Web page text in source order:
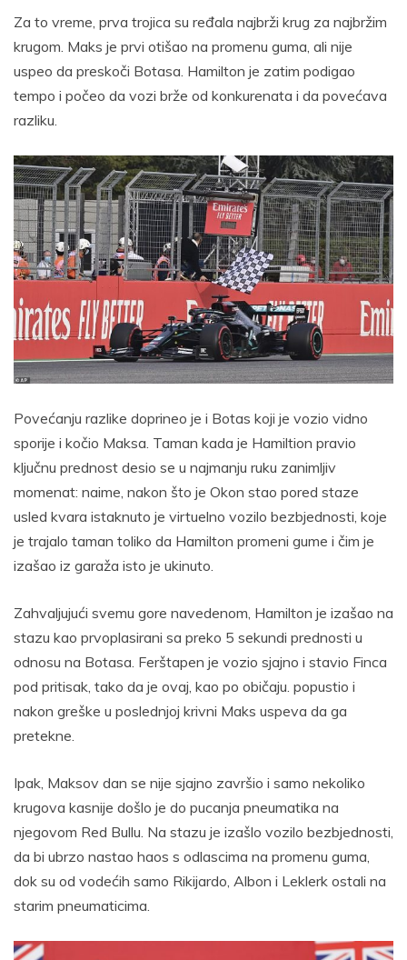
Za to vreme, prva trojica su ređala najbrži krug za najbržim
krugom. Maks je prvi otišao na promenu guma, ali nije
uspeo da preskoči Botasa. Hamilton je zatim podigao
tempo i počeo da vozi brže od konkurenata i da povećava
razliku.
Povećanju razlike doprineo je i Botas koji je vozio vidno
sporije i kočio Maksa. Taman kada je Hamiltion pravio
ključnu prednost desio se u najmanju ruku zanimljiv
momenat: naime, nakon što je Okon stao pored staze
usled kvara istaknuto je virtuelno vozilo bezbjednosti, koje
je trajalo taman toliko da Hamilton promeni gume i čim je
izašao iz garaža isto je ukinuto.
Zahvaljujući svemu gore navedenom, Hamilton je izašao na
stazu kao prvoplasirani sa preko 5 sekundi prednosti u
odnosu na Botasa. Ferštapen je vozio sjajno i stavio Finca
pod pritisak, tako da je ovaj, kao po običaju. popustio i
nakon greške u poslednjoj krivni Maks uspeva da ga
pretekne.
Ipak, Maksov dan se nije sjajno završio i samo nekoliko
krugova kasnije došlo je do pucanja pneumatika na
njegovom Red Bullu. Na stazu je izašlo vozilo bezbjednosti,
da bi ubrzo nastao haos s odlascima na promenu guma,
dok su od vodećih samo Rikijardo, Albon i Leklerk ostali na
starim pneumaticima.